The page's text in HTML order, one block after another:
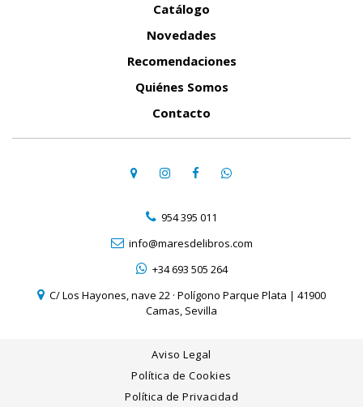
Catálogo
Novedades
Recomendaciones
Quiénes Somos
Contacto
954 395 011
info@maresdelibros.com
+34 693 505 264
C/ Los Hayones, nave 22 · Polígono Parque Plata | 41900
Camas, Sevilla
Aviso Legal
Política de Cookies
Política de Privacidad